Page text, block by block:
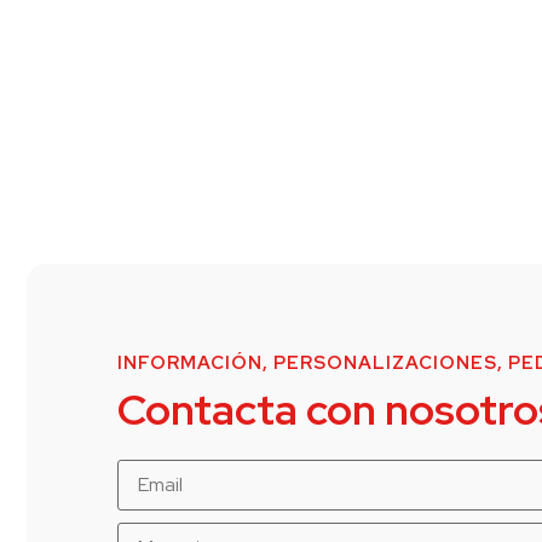
INFORMACIÓN, PERSONALIZACIONES,
Contacta con